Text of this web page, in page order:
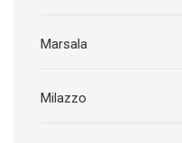
Marsala
Milazzo